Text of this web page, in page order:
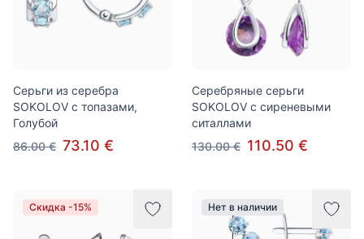
Серьги из серебра
SOKOLOV с топазами,
Голубой
86.00 € 73.10 €
Cеребряные серьги
SOKOLOV с сиреневыми
ситаллами
130.00 € 110.50 €
Скидка -15% Нет в наличии